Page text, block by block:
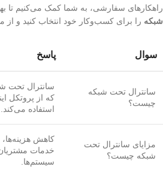
راهکارهای سفارشی، به شما کمک می‌کنیم تا
شبکه را برای کسب‌وکار خود انتخاب کنید و از
سوال پاسخ
سانترال تحت شبکه
چیست؟
سانترال تحت
استفاده می‌کند.
مزایای سانترال تحت
شبکه چیست؟
کاهش هزینه‌ها،
خدمات
سیستم‌ها.